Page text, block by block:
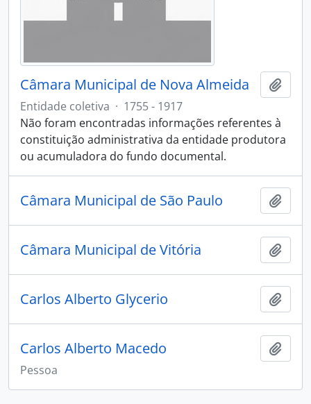
Câmara Municipal de Nova Almeida
Entidade coletiva · 1755 - 1917
Não foram encontradas informações referentes à
constituição administrativa da entidade produtora
ou acumuladora do fundo documental.
Câmara Municipal de São Paulo
Câmara Municipal de Vitória
Carlos Alberto Glycerio
Carlos Alberto Macedo
Pessoa